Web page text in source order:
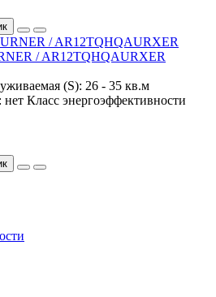
/ AR12TQHQAURXER
(S): 26 - 35 кв.м
нет Класс энергоэффективности